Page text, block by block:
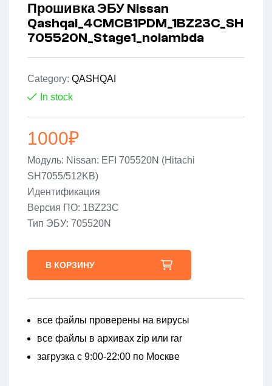
Прошивка ЭБУ Nissan
Qashqai_4CMCB1PDM_1BZ23C_SH
705520N_Stage1_nolambda
Category: QASHQAI
In stock
1000₽
Модуль: Nissan: EFI 705520N (Hitachi
SH7055/512KB)
Идентификация
Версия ПО: 1BZ23C
Тип ЭБУ: 705520N
В КОРЗИНУ
все файлы проверены на вирусы
все файлы в архивах zip или rar
загрузка с 9:00-22:00 по Москве